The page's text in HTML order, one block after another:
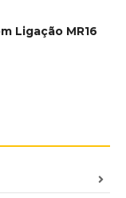
Ligação MR16